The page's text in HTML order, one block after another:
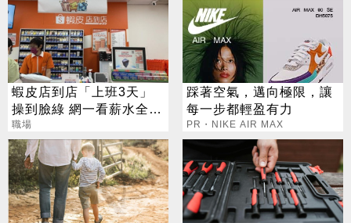
蝦皮店到店「上班3天」
操到臉綠 網一看薪水全嚇
壞
職場
踩著空氣，邁向極限，讓
每一步都輕盈有力
PR・NIKE AIR MAX